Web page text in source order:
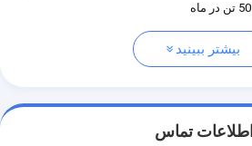
50 تن در ماه
بیشتر ببینید
اطلاعات تماس